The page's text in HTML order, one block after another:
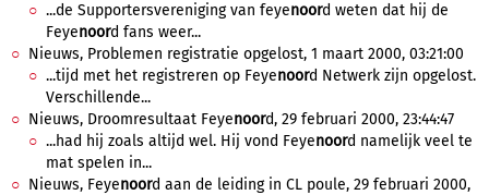
...de Supportersvereniging van feyenoord weten dat hij de
Feyenoord fans weer...
Nieuws, Problemen registratie opgelost, 1 maart 2000, 03:21:00
...tijd met het registreren op Feyenoord Netwerk zijn opgelost.
Verschillende...
Nieuws, Droomresultaat Feyenoord, 29 februari 2000, 23:44:47
...had hij zoals altijd wel. Hij vond Feyenoord namelijk veel te
mat spelen in...
Nieuws, Feyenoord aan de leiding in CL poule, 29 februari 2000,